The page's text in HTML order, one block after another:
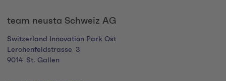
team neusta Schweiz AG
Switzerland Innovation Park Ost
Lerchenfeldstrasse
3
9014 St. Gallen